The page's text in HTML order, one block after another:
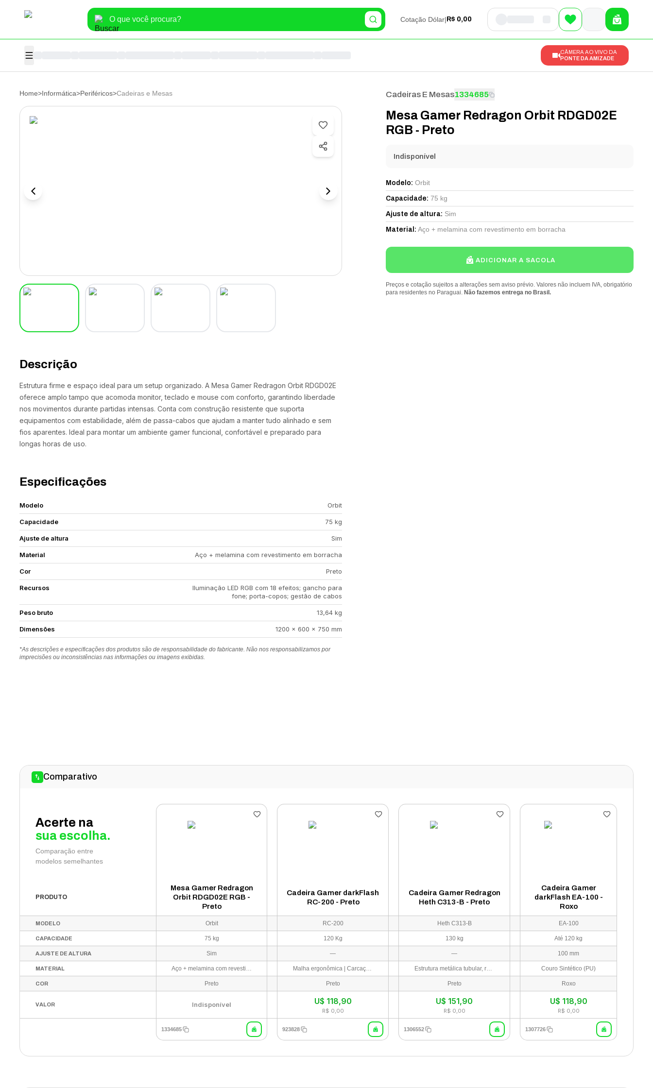
Cotação Dólar| R$ 0,00
CÂMERA AO VIVO DA
PONTE DA AMIZADE
Home>Informática>Periféricos>Cadeiras e Mesas
Descrição
Estrutura firme e espaço ideal para um setup organizado. A Mesa Gamer Redragon Orbit RDGD02E
oferece amplo tampo que acomoda monitor, teclado e mouse com conforto, garantindo liberdade
nos movimentos durante partidas intensas. Conta com construção resistente que suporta
equipamentos com estabilidade, além de passa-cabos que ajudam a manter tudo alinhado e sem
fios aparentes. Ideal para montar um ambiente gamer funcional, confortável e preparado para
longas horas de uso.
Especificações
Modelo Orbit
Capacidade 75 kg
Ajuste de altura Sim
Material Aço + melamina com revestimento em borracha
Cor Preto
Recursos
Iluminação LED RGB com 18 efeitos; gancho para
fone; porta-copos; gestão de cabos
Peso bruto 13,64 kg
Dimensões 1200 × 600 × 750 mm
*As descrições e especificações dos produtos são de responsabilidade do fabricante. Não nos responsabilizamos por
imprecisões ou inconsistências nas informações ou imagens exibidas.
Cadeiras E Mesas1334685
Mesa Gamer Redragon Orbit RDGD02E
RGB - Preto
Indisponível
Modelo: Orbit
Capacidade: 75 kg
Ajuste de altura: Sim
Material : Aço + melamina com revestimento em borracha
ADICIONAR A SACOLA
Preços e cotação sujeitos a alterações sem aviso prévio. Valores não incluem IVA, obrigatório
para residentes no Paraguai. Não fazemos entrega no Brasil.
Comparativo
Acerte na
sua escolha.
Comparação entre
modelos semelhantes
PRODUTO
Mesa Gamer Redragon
Orbit RDGD02E RGB -
Preto
Cadeira Gamer darkFlash
RC-200 - Preto
Cadeira Gamer Redragon
Heth C313-B - Preto
Cadeira Gamer
darkFlash EA-100 -
Roxo
MODELO Orbit RC-200 Heth C313-B EA-100
CAPACIDADE 75 kg 120 Kg 130 kg Até 120 kg
AJUSTE DE ALTURA Sim — — 100 mm
MATERIAL Aço + melamina com revestimento em borracha Malha ergonômica | Carcaça de Plástico | Almofadas de Algodão Estrutura metálica tubular, revestimento em tecido premium Couro Sintético (PU)
COR Preto Preto Preto Roxo
VALOR Indisponível U$ 118,90
R$ 0,00
U$ 151,90
R$ 0,00
U$ 118,90
R$ 0,00
1334685 923828 1306552 1307726